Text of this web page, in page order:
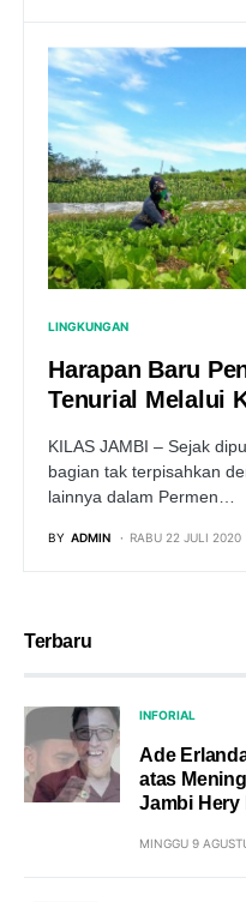
LINGKUNGAN
Harapan Baru
Tenurial Melalui
KILAS JAMBI – Sejak
bagian tak terpisahkan
lainnya dalam Permen…
BY ADMIN RABU 22 JULI 2020
Terbaru
INFORIAL
Ade
atas
Jambi Hery
MINGGU 9